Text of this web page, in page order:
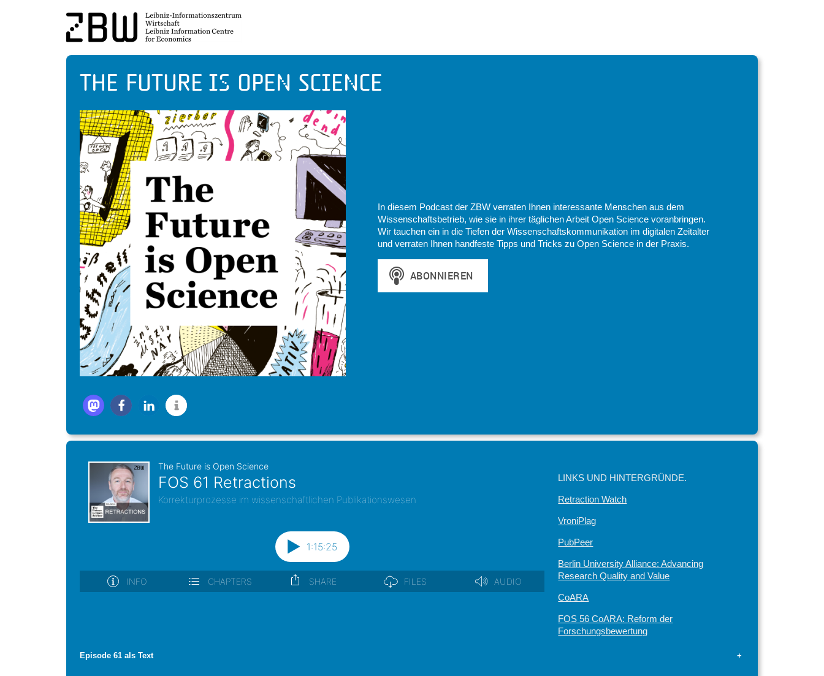
The Future is Open Science
In diesem Podcast der ZBW verraten Ihnen interessante Menschen aus dem
Wissenschaftsbetrieb, wie sie in ihrer täglichen Arbeit Open Science voranbringen.
Wir tauchen ein in die Tiefen der Wissenschaftskommunikation im digitalen Zeitalter
und verraten Ihnen handfeste Tipps und Tricks zu Open Science in der Praxis.
LINKS UND HINTERGRÜNDE.
Retraction Watch
VroniPlag
PubPeer
Berlin University Alliance: Advancing
Research Quality and Value
CoARA
FOS 56 CoARA: Reform der
Forschungsbewertung
Episode 61 als Text +